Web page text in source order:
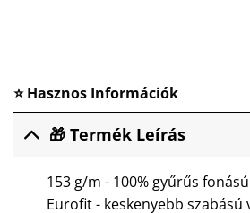
⭐ Hasznos Információk
🎁 Termék Leírás
153 g/m - 100% gyűrűs
Eurofit - keskenyebb szabású